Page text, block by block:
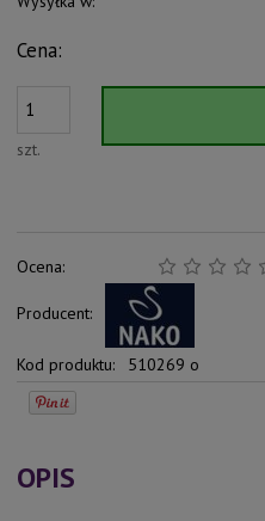
Cena:
szt.
Ocena:
Producent:
Kod produktu: 510269 o
OPIS